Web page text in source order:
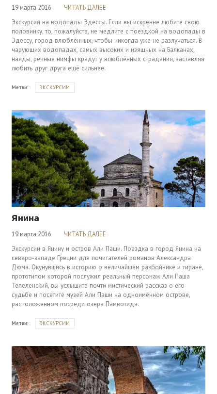
19 марта 2016
ЧИТАТЬ ДАЛЕЕ
Экскурсия на водопады Эдессы. Если вы искренне любите свою
половинку, то, пожалуйста, не медлите с поездкой на водопады в
Эдессу, город влюблённых, чтобы никогда уже не разлучаться. В
чарующих водопадах, самых высоких и изящных на Балканах,
наяды, речные нимфы крадут у влюблённых страдания, заставляя
любить друг друга ещё сильнее.
Метки: ЭКСКУРСИИ
Янина
19 марта 2016
ЧИТАТЬ ДАЛЕЕ
Экскурсии в Янину и остров Али Паши. Поездка в город Янина на
северо-западе Греции для почитателей романов Александра
Дюма. Окунувшись в историю о величайшем разбойнике и тиране,
прототипом которой послужил реальный персонаж Али Паша
Тепеленский, вы услышите почти мистический рассказ о его
судьбе и посетите музей Али Паши на одноимённом острове,
расположенном посреди озера Памвотида.
Метки: ЭКСКУРСИИ